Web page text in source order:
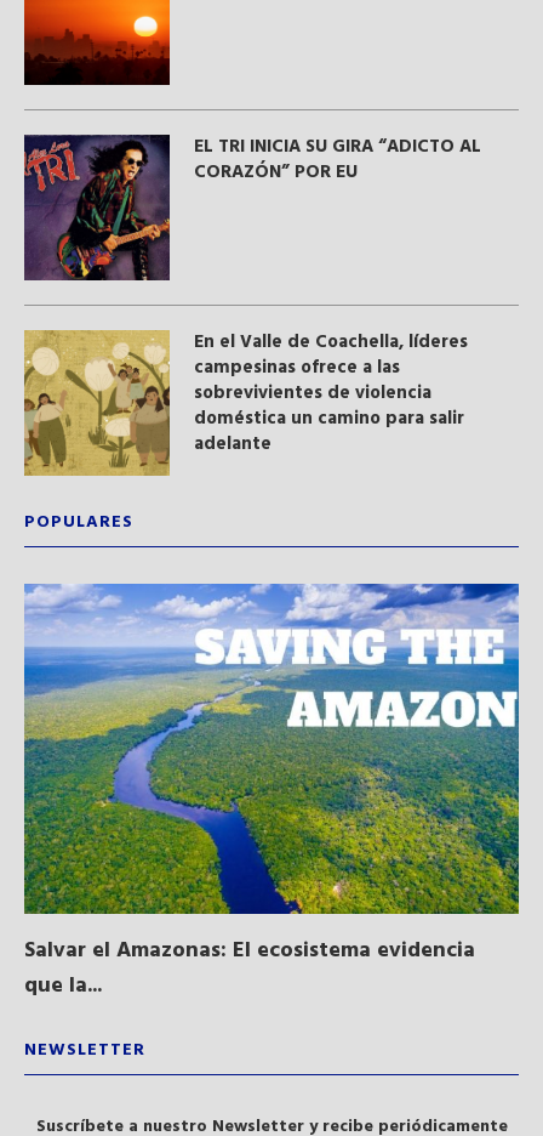
EL TRI INICIA SU GIRA “ADICTO AL
CORAZÓN” POR EU
En el Valle de Coachella, líderes
campesinas ofrece a las
sobrevivientes de violencia
doméstica un camino para salir
adelante
POPULARES
Salvar el Amazonas: El ecosistema evidencia
que la...
NEWSLETTER
Suscríbete a nuestro Newsletter y recibe periódicamente